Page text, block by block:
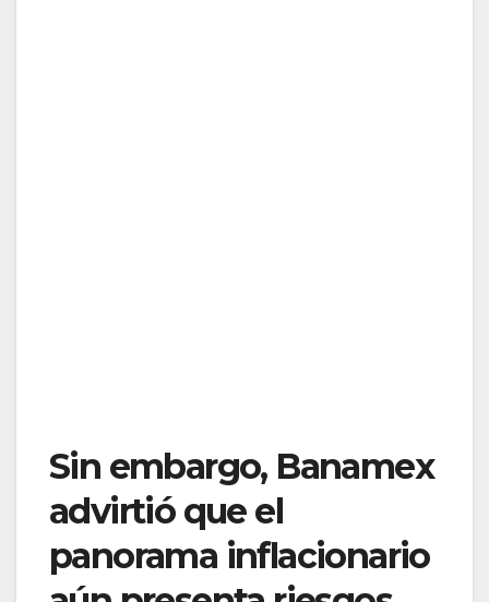
Sin embargo, Banamex
advirtió que el
panorama inflacionario